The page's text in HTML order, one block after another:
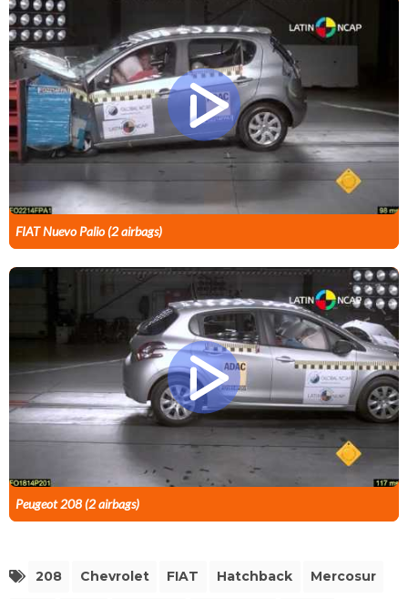
FIAT Nuevo Palio (2 airbags)
Peugeot 208 (2 airbags)
208 Chevrolet FIAT Hatchback Mercosur